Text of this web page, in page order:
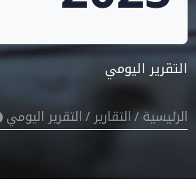
التقرير اليومي
الرئيسية/التقارير/التقرير اليومي